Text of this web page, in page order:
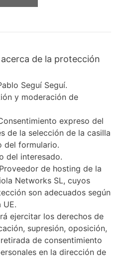
de la protección
Seguí Seguí.
y moderación de
expreso del
de la selección de la casilla
del formulario.
del interesado.
de hosting de la
Networks SL, cuyos
son adecuados según
UE.
ejercitar los derechos de
supresión, oposición,
de consentimiento
en la dirección de